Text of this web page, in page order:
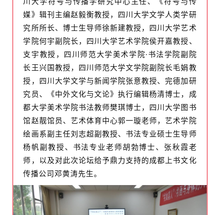
媒》辑刊主编赵毅衡教授，四川大学文学人类学研
究所所长、博士生导师徐新建教授，四川大学艺术
学院何宇副院长，四川大学艺术学院侯开嘉教授、
支宇教授，四川师范大学美术学院·书法学院副院
长王兴国教授，四川师范大学文学院副院长毛娟教
授，四川大学文学与新闻学院张意教授、完德加研
究员、《中外文化与文论》执行编辑杨清博士，成
都大学美术学院书法教师樊琪博士，四川大学图书
馆赵靓馆员、艺术体育中心郭一璇老师，艺术学院
绘画系副主任刘志超副教授、书法专业硕士生导师
杨帆副教授、书法专业老师胡勃博士、张秋霞老
师，以及对此次论坛给予鼎力支持的成都上书文化
传播公司邓黄涛先生。